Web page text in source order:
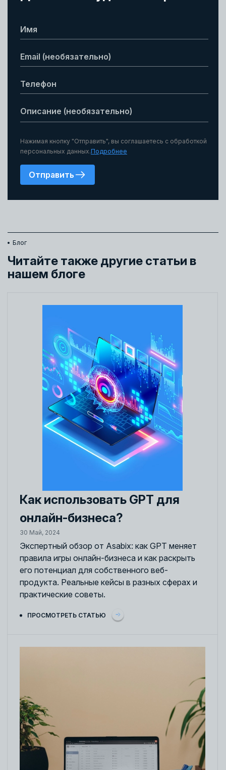
Нажимая кнопку "Отправить", вы соглашаетесь с обработкой
персональных данных.Подробнее
Отправить
Блог
Читайте также другие статьи в
нашем блоге
Как использовать GPT для
онлайн-бизнеса?
30 Май, 2024
Экспертный обзор от Asabix: как GPT меняет
правила игры онлайн-бизнеса и как раскрыть
его потенциал для собственного веб-
продукта. Реальные кейсы в разных сферах и
практические советы.
ПРОСМОТРЕТЬ СТАТЬЮ